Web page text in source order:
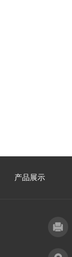
产品展示